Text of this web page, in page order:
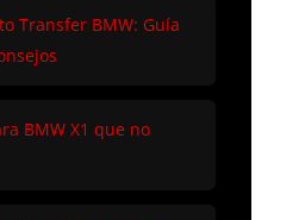
Transfer BMW: Guía
BMW X1 que no